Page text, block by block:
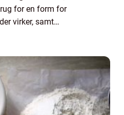
for en form for
virker, samt